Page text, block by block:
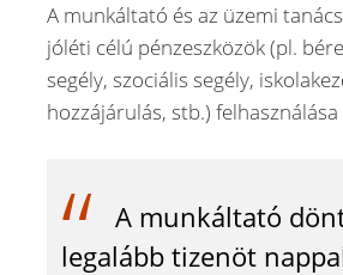
A munkáltató és az üzemi
jóléti célú pénzeszközök (pl.
segély, szociális segély,
hozzájárulás, stb.)
A munkáltató
legalább tizenöt